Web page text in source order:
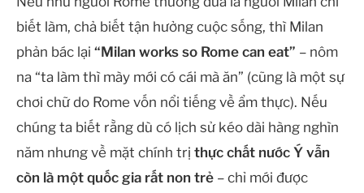
biết làm, chả biết tận hưởng cuộc sống, thì Milan
phản bác lại “Milan works so Rome can eat” – nôm
na “ta làm thì mày mới có cái mà ăn” (cũng là một sự
chơi chữ do Rome vốn nổi tiếng về ẩm thực). Nếu
chúng ta biết rằng dù có lịch sử kéo dài hàng nghìn
năm nhưng về mặt chính trị thực chất nước Ý vẫn
còn là một quốc gia rất non trẻ – chỉ mới được